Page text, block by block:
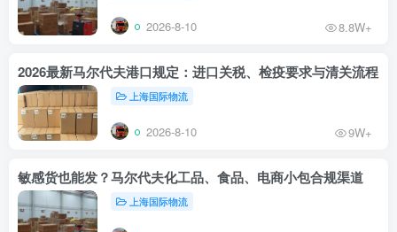
2026-8-10 8.8W+
2026最新马尔代夫港口规定：进口关税、检疫要求与清关流程
上海国际物流
2026-8-10 9W+
敏感货也能发？马尔代夫化工品、食品、电商小包合规渠道
上海国际物流